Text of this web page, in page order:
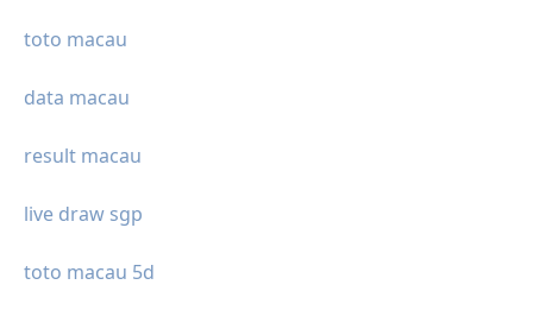
toto macau
data macau
result macau
live draw sgp
toto macau 5d